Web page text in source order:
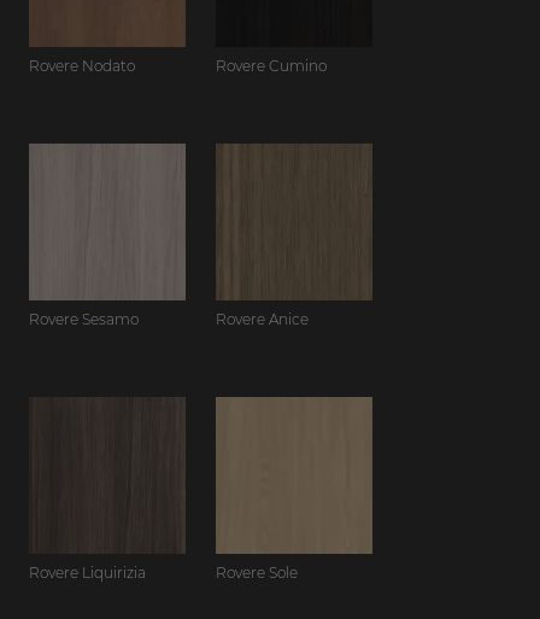
Rovere Nodato Rovere Cumino
Rovere Sesamo Rovere Anice
Rovere Liquirizia Rovere Sole